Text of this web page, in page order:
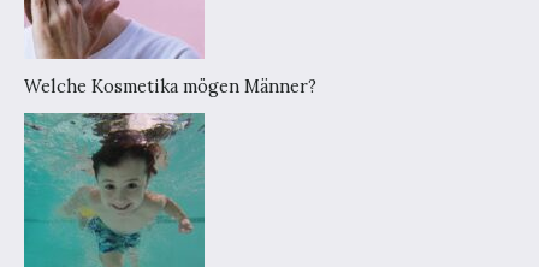
Welche Kosmetika mögen Männer?